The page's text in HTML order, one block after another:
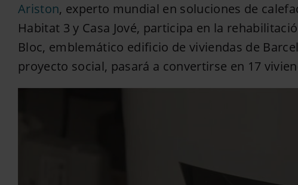
Ariston, experto mundial en soluciones de
Habitat 3 y Casa Jové, participa en la
Bloc, emblemático edificio de viviendas de
proyecto social, pasará a convertirse en 17